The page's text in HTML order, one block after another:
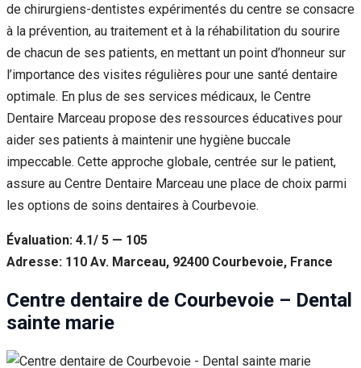
de chirurgiens-dentistes expérimentés du centre se consacre
à la prévention, au traitement et à la réhabilitation du sourire
de chacun de ses patients, en mettant un point d’honneur sur
l’importance des visites régulières pour une santé dentaire
optimale. En plus de ses services médicaux, le Centre
Dentaire Marceau propose des ressources éducatives pour
aider ses patients à maintenir une hygiène buccale
impeccable. Cette approche globale, centrée sur le patient,
assure au Centre Dentaire Marceau une place de choix parmi
les options de soins dentaires à Courbevoie.
Évaluation: 4.1/ 5 — 105
Adresse: 110 Av. Marceau, 92400 Courbevoie, France
Centre dentaire de Courbevoie – Dental
sainte marie